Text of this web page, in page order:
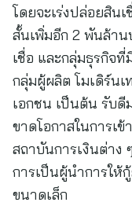
โดยจะเร่งปล่อยสิน
สั้นเพิ่มอีก 2 พันล้า
เชื่อ และกลุ่มธุรกิจ
กลุ่มผู้ผลิต โมเดิร์นเ
เอกชน เป็นต้น รับดี
ขาดโอกาสในการเ
สถาบันการเงินต่าง
การเป็นผู้นำการให้
ขนาดเล็ก